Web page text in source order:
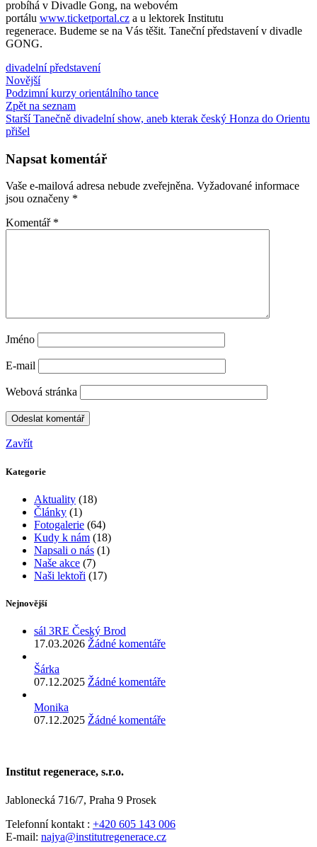
probíhá v Divadle Gong, na webovém
portálu www.ticketportal.cz a u lektorek Institutu
regenerace. Budeme se na Vás těšit. Taneční představení v divadle
GONG.
divadelní představení
Novější
Podzimní kurzy orientálního tance
Zpět na seznam
Starší Tanečně divadelní show, aneb kterak český Honza do Orientu
přišel
Napsat komentář
Vaše e-mailová adresa nebude zveřejněna. Vyžadované informace
jsou označeny *
Komentář *
Jméno
E-mail
Webová stránka
Zavřít
Kategorie
Aktuality (18)
Články (1)
Fotogalerie (64)
Kudy k nám (18)
Napsali o nás (1)
Naše akce (7)
Naši lektoři (17)
Nejnovější
sál 3RE Český Brod
17.03.2026 Žádné komentáře
Šárka
07.12.2025 Žádné komentáře
Monika
07.12.2025 Žádné komentáře
Institut regenerace, s.r.o.
Jablonecká 716/7, Praha 9 Prosek
Telefonní kontakt : +420 605 143 006
E-mail: najya@institutregenerace.cz